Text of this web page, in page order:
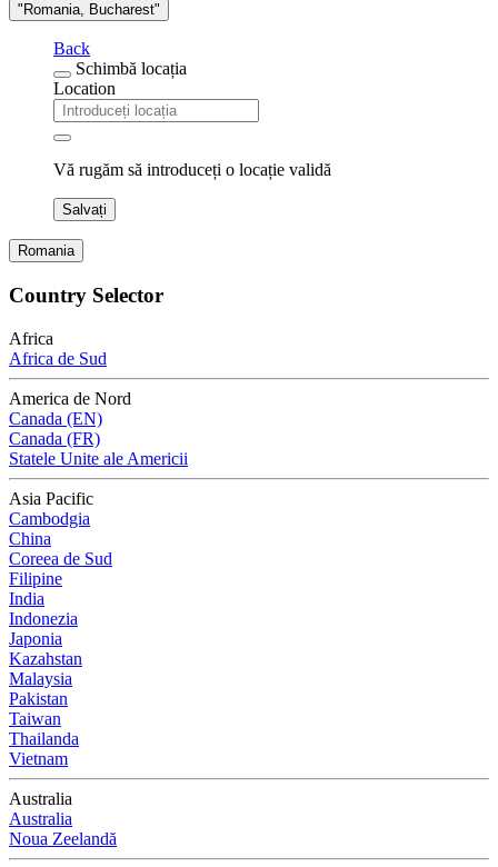
"Romania, Bucharest"
Back
Schimbă locația
Location
Vă rugăm să introduceți o locație validă
Salvați
Romania
Country Selector
Africa
Africa de Sud
America de Nord
Canada (EN)
Canada (FR)
Statele Unite ale Americii
Asia Pacific
Cambodgia
China
Coreea de Sud
Filipine
India
Indonezia
Japonia
Kazahstan
Malaysia
Pakistan
Taiwan
Thailanda
Vietnam
Australia
Australia
Noua Zeelandă